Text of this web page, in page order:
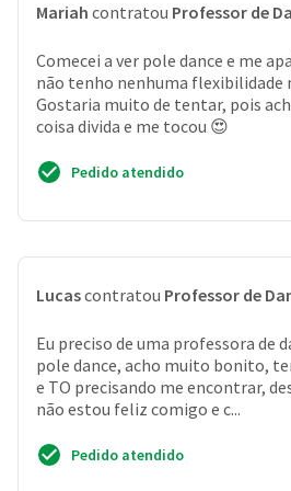
Mariah contratou Professor de
Comecei a ver pole dance e me
não tenho nenhuma flexibilidade
Gostaria muito de tentar, pois
coisa divida e me tocou 😍
Pedido atendido
Lucascontratou Professor de
Eu preciso de uma professora de
pole dance, acho muito bonito,
e TO precisando me encontrar,
não estou feliz comigo e c...
Pedido atendido